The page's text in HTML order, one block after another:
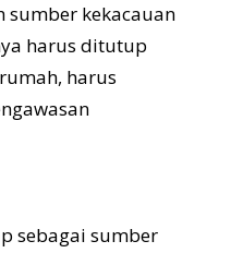
sumber kekacauan
harus ditutup
harus
sebagai sumber